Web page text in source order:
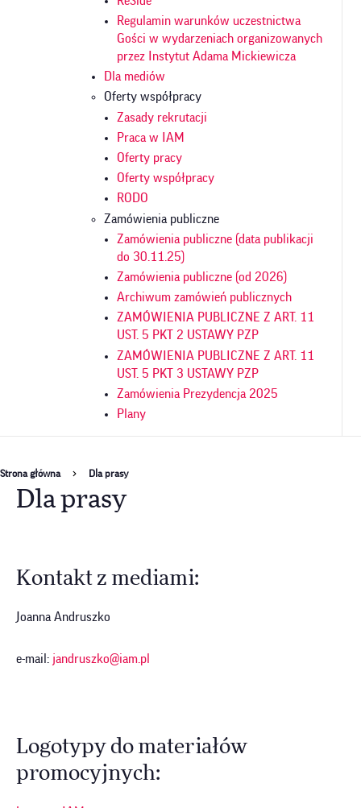
Regulamin warunków uczestnictwa
Gości w wydarzeniach organizowanych
przez Instytut Adama Mickiewicza
Dla mediów
Oferty współpracy
Zasady rekrutacji
Praca w IAM
Oferty pracy
Oferty współpracy
RODO
Zamówienia publiczne
Zamówienia publiczne (data publikacji
do 30.11.25)
Zamówienia publiczne (od 2026)
Archiwum zamówień publicznych
ZAMÓWIENIA PUBLICZNE Z ART. 11
UST. 5 PKT 2 USTAWY PZP
ZAMÓWIENIA PUBLICZNE Z ART. 11
UST. 5 PKT 3 USTAWY PZP
Zamówienia Prezydencja 2025
Plany
Ścieżka
nawigacyjna
Strona główna Dla prasy
Dla prasy
Kontakt z mediami:
Joanna Andruszko
e-mail: jandruszko@iam.pl
Logotypy do materiałów
promocyjnych: